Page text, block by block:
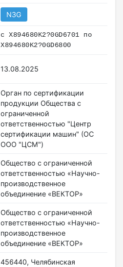
N3G
с X894680K2?0GD6701 по
X894680K2?0GD6800
13.08.2025
Орган по сертификации
продукции Общества с
ограниченной
ответственностью "Центр
сертификации машин" (ОС
ООО "ЦСМ")
Общество с ограниченной
ответственностью «Научно-
производственное
объединение «ВЕКТОР»
Общество с ограниченной
ответственностью «Научно-
производственное
объединение «ВЕКТОР»
456440, Челябинская